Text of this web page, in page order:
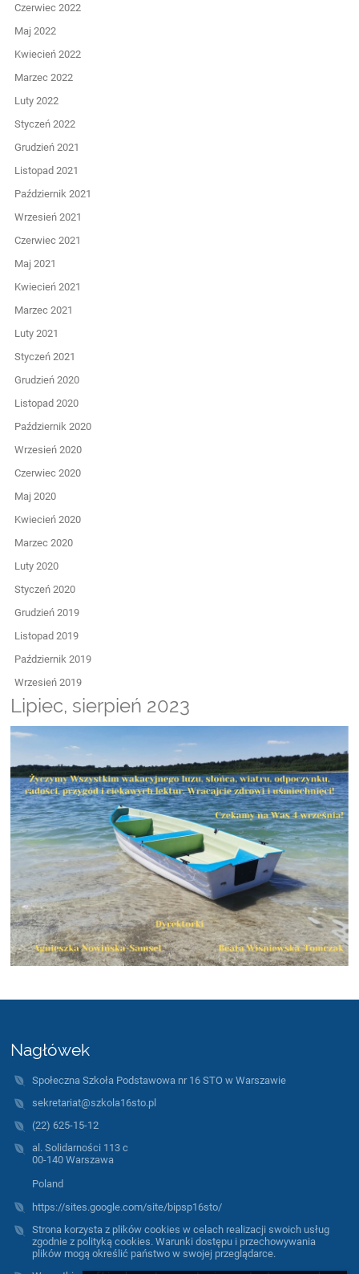
Czerwiec 2022
Maj 2022
Kwiecień 2022
Marzec 2022
Luty 2022
Styczeń 2022
Grudzień 2021
Listopad 2021
Październik 2021
Wrzesień 2021
Czerwiec 2021
Maj 2021
Kwiecień 2021
Marzec 2021
Luty 2021
Styczeń 2021
Grudzień 2020
Listopad 2020
Październik 2020
Wrzesień 2020
Czerwiec 2020
Maj 2020
Kwiecień 2020
Marzec 2020
Luty 2020
Styczeń 2020
Grudzień 2019
Listopad 2019
Październik 2019
Wrzesień 2019
Lipiec, sierpień 2023
Nagłówek
Społeczna Szkoła Podstawowa nr 16 STO w Warszawie
sekretariat@szkola16sto.pl
(22) 625-15-12
al. Solidarności 113 c
00-140 Warszawa
Poland
https://sites.google.com/site/bipsp16sto/
Strona korzysta z plików cookies w celach realizacji swoich usług
zgodnie z polityką cookies. Warunki dostępu i przechowywania
plików mogą określić państwo w swojej przeglądarce.